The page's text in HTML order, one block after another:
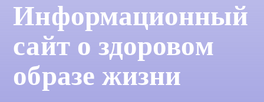
Информационный
сайт о здоровом
образе жизни